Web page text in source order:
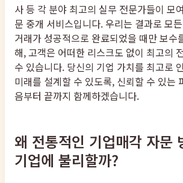
사 등 각 분야 최고의 실무 전문가들이 모
문 중개 서비스입니다. 우리는 결과로 모
거래가 성공적으로 완료되었을 때만 보수
해, 고객은 어떠한 리스크도 없이 최고의
수 있습니다. 당신의 기업 가치를 최고로
미래를 설계할 수 있도록, 신뢰할 수 있는
음부터 끝까지 함께하겠습니다.
왜 전통적인 기업매각 자문
기업에 불리할까?